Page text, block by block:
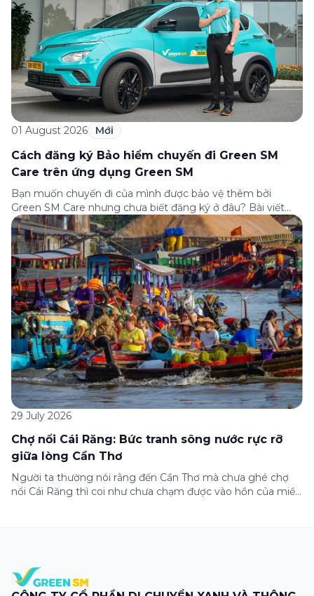
01 August 2026 Mới
Cách đăng ký Bảo hiểm chuyến đi Green SM
Care trên ứng dụng Green SM
Bạn muốn chuyến đi của mình được bảo vệ thêm bởi
Green SM Care nhưng chưa biết đăng ký ở đâu? Bài viết
dưới đây sẽ hướng dẫn chi tiết cách tham gia (và hủy tham
gia) gói bảo hiểm này ngay trên ứng dụng Green SM, cùng
những lưu ý quan trọng trước khi […]
29 July 2026
Chợ nổi Cái Răng: Bức tranh sông nước rực rỡ
giữa lòng Cần Thơ
Người ta thường nói rằng đến Cần Thơ mà chưa ghé chợ
nổi Cái Răng thì coi như chưa chạm được vào hồn của miền